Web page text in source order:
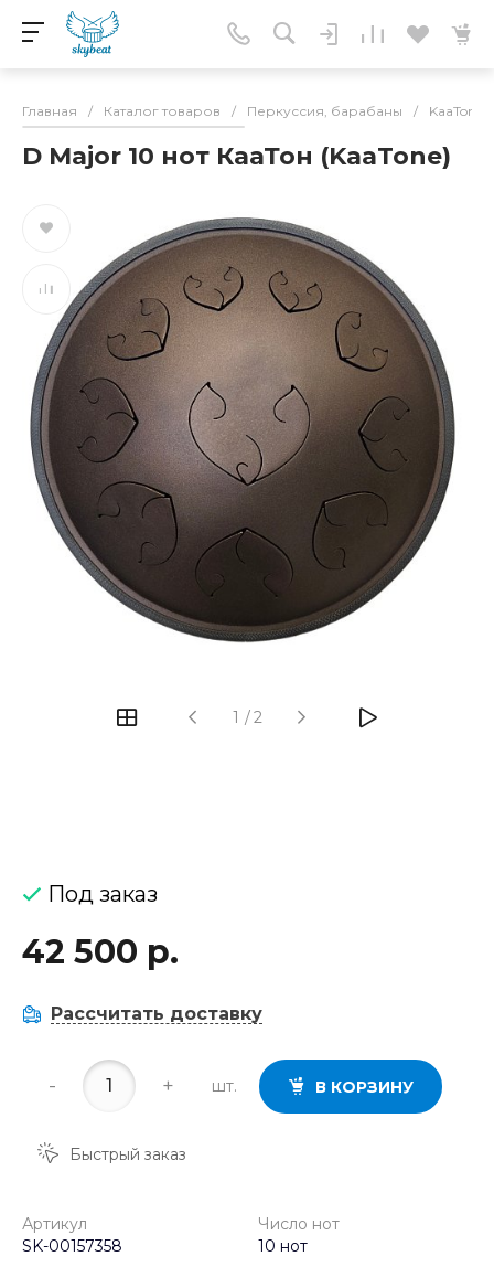
Главная / Каталог товаров / Перкуссия, барабаны /
D Major 10 нот КааТон (KaaTone)
1 /2
Под заказ
42 500 р.
Рассчитать доставку
- + шт. В КОРЗИНУ
Быстрый заказ
Артикул
SK-00157358
Число нот
10 нот